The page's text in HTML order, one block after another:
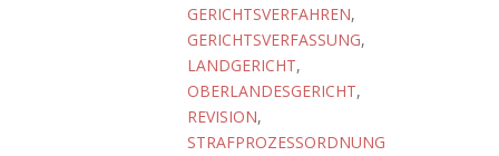
GERICHTSVERFAHREN,
GERICHTSVERFASSUNG,
LANDGERICHT,
OBERLANDESGERICHT,
REVISION,
STRAFPROZESSORDNUNG